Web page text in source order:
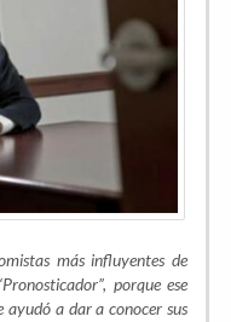
más influyentes de
porque ese
a dar a conocer sus